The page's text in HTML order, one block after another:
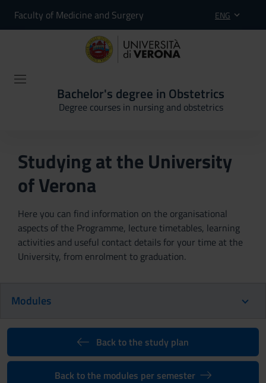
Faculty of Medicine and Surgery ENG
Bachelor's degree in Obstetrics
Degree courses in nursing and obstetrics
Studying at the University
of Verona
Here you can find information on the organisational
aspects of the Programme, lecture timetables, learning
activities and useful contact details for your time at the
University, from enrolment to graduation.
Modules
Back to the study plan
Back to the modules per semester